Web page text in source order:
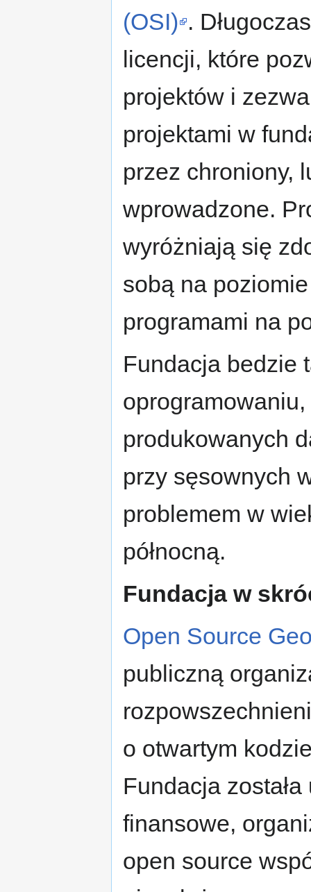
(OSI) .
licencji, które
projektów i
projektami w
przez chroniony,
wprowadzone.
wyróżniają się
sobą na
programami na
Fundacja bedzie
produkowanych
przy sęsownych
problemem w
północną.
Fundacja w
Open Source
publiczną
o otwartym
Fundacja
finansowe,
open source